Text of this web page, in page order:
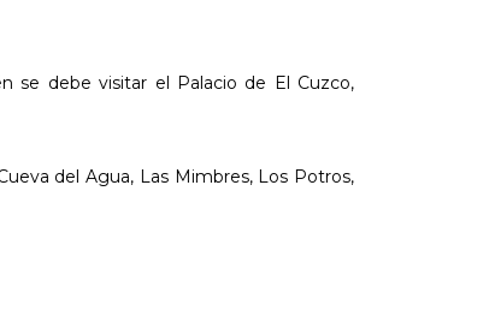
se debe visitar el Palacio de El Cuzco,
del Agua, Las Mimbres, Los Potros,